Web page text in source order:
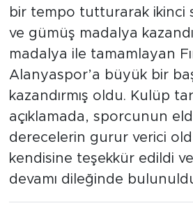
bir tempo tutturarak ikinci
ve gümüş madalya kazandı.
madalya ile tamamlayan
Alanyaspor’a büyük bir
kazandırmış oldu. Kulüp
açıklamada, sporcunun
derecelerin gurur verici
kendisine teşekkür edildi ve
devamı dileğinde